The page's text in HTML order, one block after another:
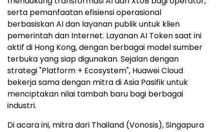
serta pemanfaatan efisiensi operasional
berbasiskan AI dan layanan publik untuk klien
pemerintah dan Internet. Layanan AI Token saat ini
aktif di Hong Kong, dengan berbagai model sumber
terbuka yang siap digunakan. Sejalan dengan
strategi "Platform + Ecosystem", Huawei Cloud
bekerja sama dengan mitra di Asia Pasifik untuk
menciptakan nilai tambah baru bagi berbagai
industri.
Di acara ini, mitra dari Thailand (Vonosis), Singapura